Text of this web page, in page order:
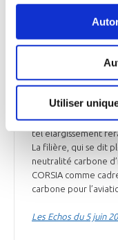
Utiliser
transporteurs,
européenne, Ursula
en charge du
L’industrie aérienne
ETS, pour Emissions
au départ d'Europe.
tel élargissement
La filière, qui se dit
neutralité carbone
CORSIA comme
carbone pour
Les Echos du 5 juin